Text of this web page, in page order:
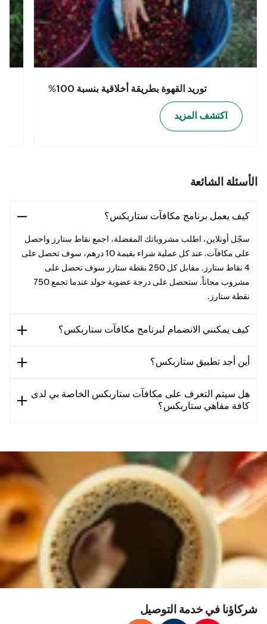
توريد القهوة بطريقة أخلاقية بنسبة 100%
اكتشف المزيد
الأسئلة الشائعة
كيف يعمل برنامج مكافآت ستاربكس؟
سجّل أونلاين، اطلب مشروباتك المفضلة، اجمع نقاط ستارز واحصل
على مكافآت. عند كل عملية شراء بقيمة 10 درهم، سوف تحصل على
4 نقاط ستارز. مقابل كل 250 نقطة ستارز سوف تحصل على
مشروب مجاناً. ستحصل على درجة عضوية جولد عندما تجمع 750
نقطة ستارز.
كيف يمكنني الانضمام لبرنامج مكافآت ستاربكس؟
أين أجد تطبيق ستاربكس؟
هل سيتم التعرف على مكافآت ستاربكس الخاصة بي لدى
كافة مقاهي ستاربكس؟
شركاؤنا في خدمة التوصيل